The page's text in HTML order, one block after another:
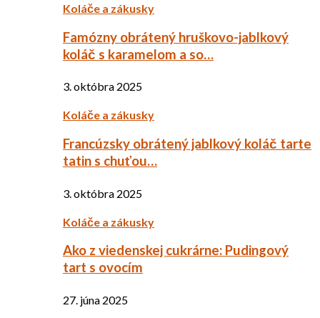
Koláče a zákusky
Famózny obrátený hruškovo-jablkový
koláč s karamelom a so…
3. októbra 2025
Koláče a zákusky
Francúzsky obrátený jablkový koláč tarte
tatin s chuťou…
3. októbra 2025
Koláče a zákusky
Ako z viedenskej cukrárne: Pudingový
tart s ovocím
27. júna 2025